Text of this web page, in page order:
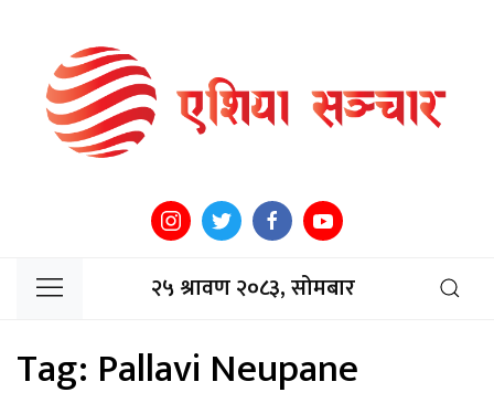
२५ श्रावण २०८३, सोमबार
Tag: Pallavi Neupane